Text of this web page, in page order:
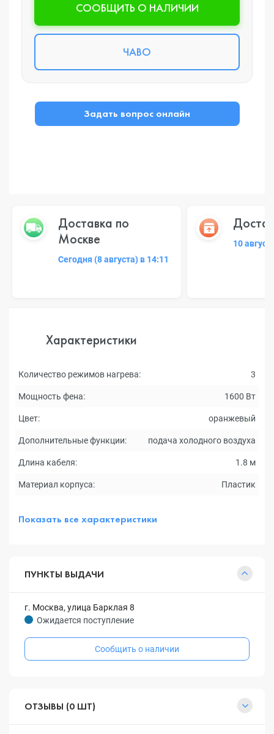
CООБЩИТЬ О НАЛИЧИИ
ЧАВО
Задать вопрос онлайн
Доставка по
Москве
Сегодня (8 августа) в 14:11
10
Характеристики
Количество режимов нагрева: 3
Мощность фена: 1600 Вт
Цвет: оранжевый
Дополнительные функции: подача холодного воздуха
Длина кабеля: 1.8 м
Материал корпуса: Пластик
Показать все характеристики
ПУНКТЫ ВЫДАЧИ
г. Москва, улица Барклая 8
Ожидается поступление
Сообщить о наличии
ОТЗЫВЫ (0 ШТ)